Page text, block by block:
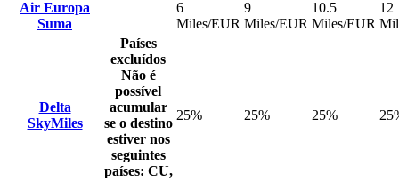
Air Europa
Suma
6
Miles/EUR
9
Miles/EUR
10.5
Miles/EUR
12
Delta
SkyMiles
Países
excluídos
Não é
possível
acumular
se o destino
estiver nos
seguintes
países: CU,
25% 25% 25%